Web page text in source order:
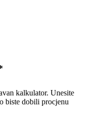
kalkulator. Unesite
biste dobili procjenu